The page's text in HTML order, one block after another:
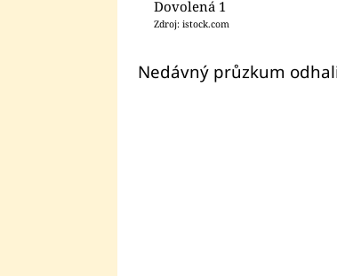
Dovolená 1
Zdroj: istock.com
Nedávný průzkum